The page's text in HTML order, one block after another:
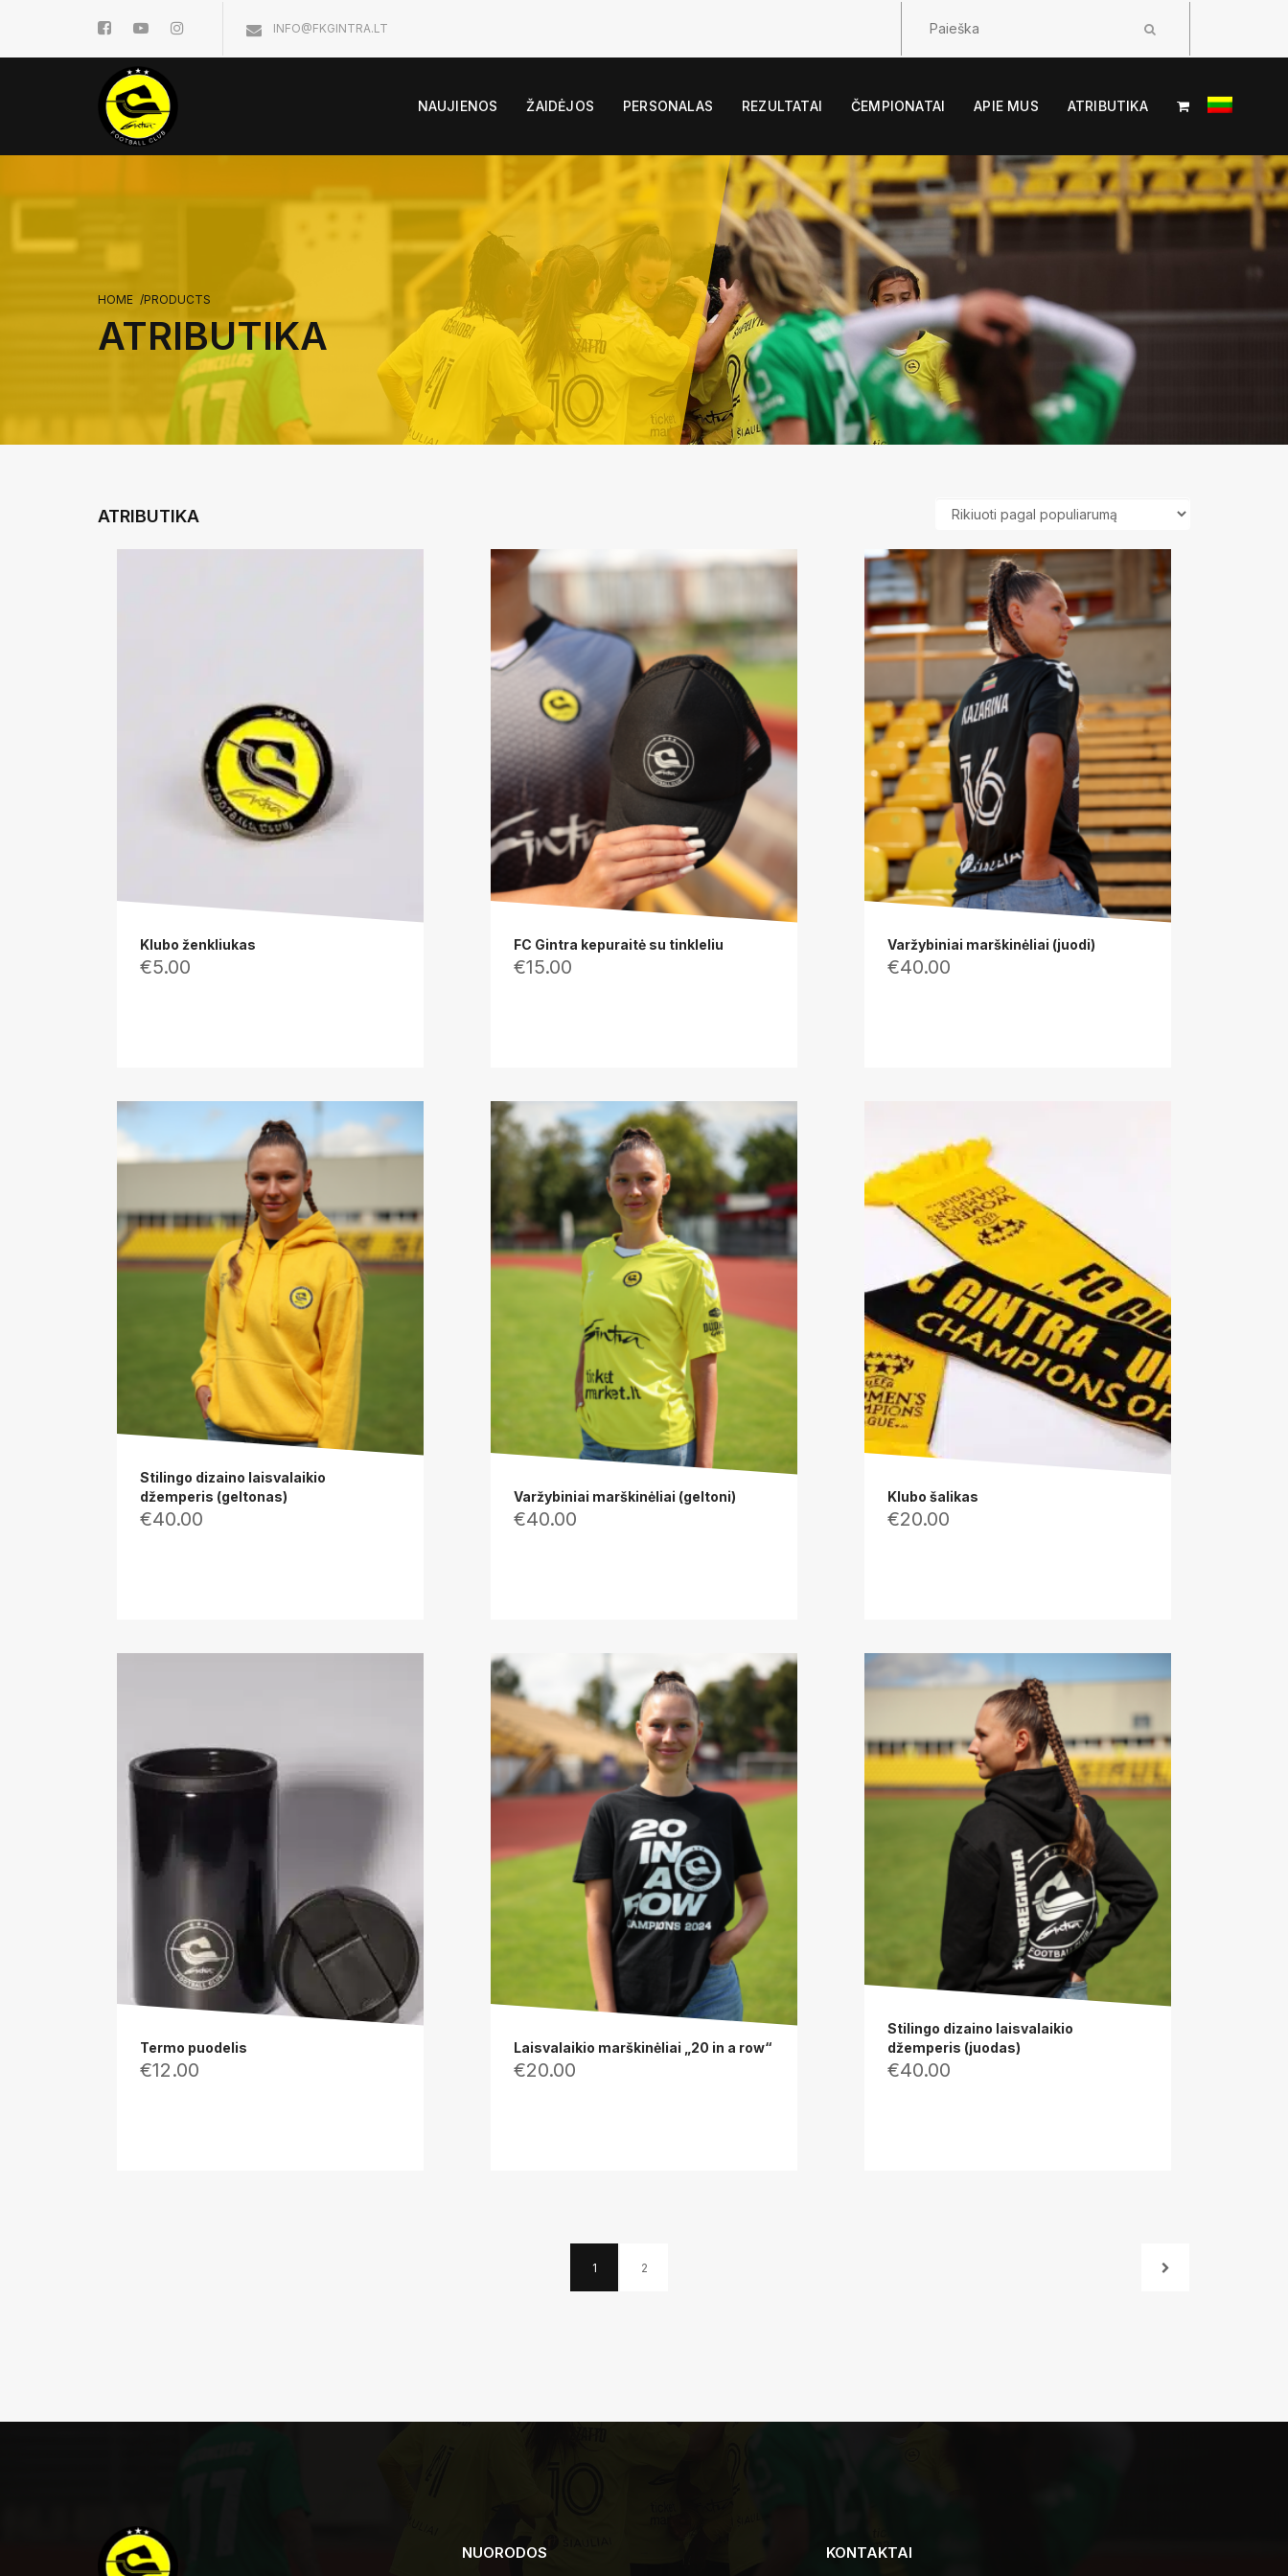
INFO@FKGINTRA.LT
NAUJIENOS ŽAIDĖJOS PERSONALAS REZULTATAI ČEMPIONATAI APIE MUS ATRIBUTIKA
HOME /PRODUCTS
ATRIBUTIKA
ATRIBUTIKA
Klubo ženkliukas
€5.00
FC Gintra kepuraitė su tinkleliu
€15.00
Varžybiniai marškinėliai (juodi)
€40.00
Stilingo dizaino laisvalaikio
džemperis (geltonas)
€40.00
Varžybiniai marškinėliai (geltoni)
€40.00
Klubo šalikas
€20.00
Termo puodelis
€12.00
Laisvalaikio marškinėliai „20 in a row“
€20.00
Stilingo dizaino laisvalaikio
džemperis (juodas)
€40.00
1 2
NUORODOS KONTAKTAI